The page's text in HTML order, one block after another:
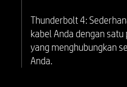
Thunderbolt 4:
kabel Anda dengan satu
yang menghubungkan
Anda.